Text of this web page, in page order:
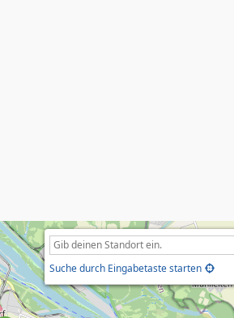
Suche durch Eingabetaste starten